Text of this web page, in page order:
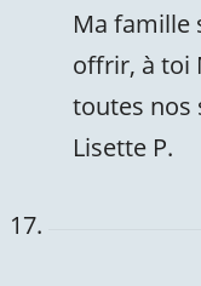
Ma famille
offrir, à toi
toutes nos
Lisette P.